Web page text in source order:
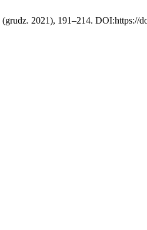
(grudz. 2021), 191–214. DOI:https://